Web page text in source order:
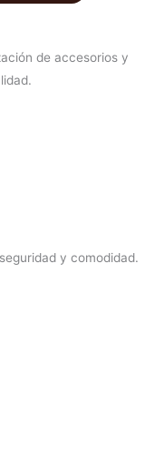
de accesorios y
y comodidad.